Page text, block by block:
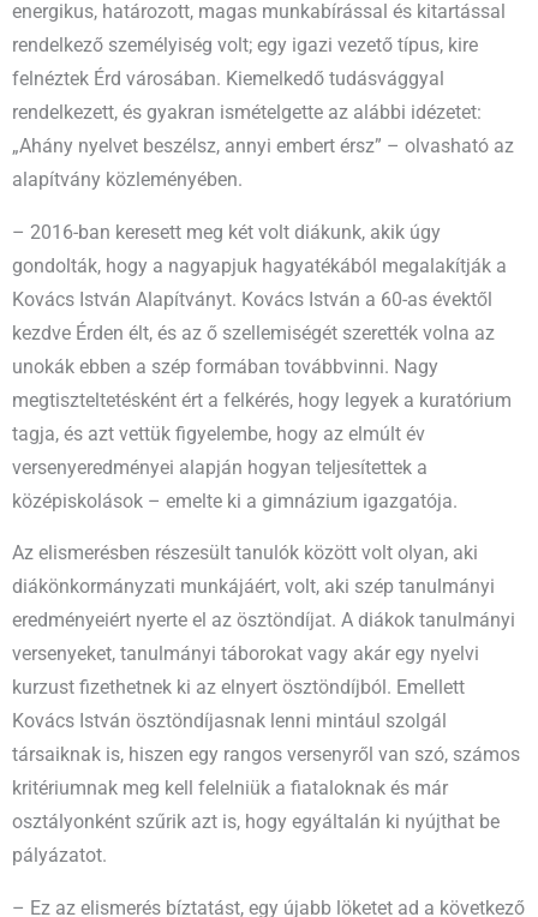
energikus, határozott, magas munkabírással és kitartással
rendelkező személyiség volt; egy igazi vezető típus, kire
felnéztek Érd városában. Kiemelkedő tudásvággyal
rendelkezett, és gyakran ismételgette az alábbi idézetet:
„Ahány nyelvet beszélsz, annyi embert érsz” – olvasható az
alapítvány közleményében.
– 2016-ban keresett meg két volt diákunk, akik úgy
gondolták, hogy a nagyapjuk hagyatékából megalakítják a
Kovács István Alapítványt. Kovács István a 60-as évektől
kezdve Érden élt, és az ő szellemiségét szerették volna az
unokák ebben a szép formában továbbvinni. Nagy
megtiszteltetésként ért a felkérés, hogy legyek a kuratórium
tagja, és azt vettük figyelembe, hogy az elmúlt év
versenyeredményei alapján hogyan teljesítettek a
középiskolások – emelte ki a gimnázium igazgatója.
Az elismerésben részesült tanulók között volt olyan, aki
diákönkormányzati munkájáért, volt, aki szép tanulmányi
eredményeiért nyerte el az ösztöndíjat. A diákok tanulmányi
versenyeket, tanulmányi táborokat vagy akár egy nyelvi
kurzust fizethetnek ki az elnyert ösztöndíjból. Emellett
Kovács István ösztöndíjasnak lenni mintául szolgál
társaiknak is, hiszen egy rangos versenyről van szó, számos
kritériumnak meg kell felelniük a fiataloknak és már
osztályonként szűrik azt is, hogy egyáltalán ki nyújthat be
pályázatot.
– Ez az elismerés bíztatást, egy újabb löketet ad a következő